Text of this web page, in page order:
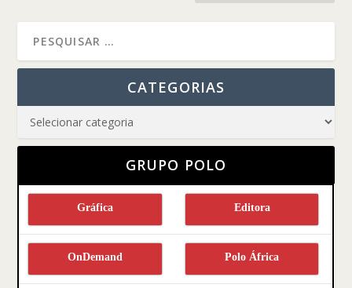
CATEGORIAS
GRUPO POLO
Gráfica Editora
OnDemand Polo África